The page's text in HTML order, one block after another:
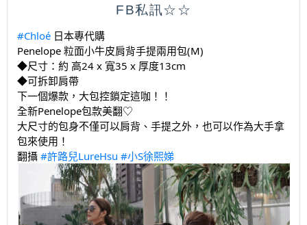
FB私訊☆☆
#Chloé 日本專代購
Penelope 粒面小牛皮肩背手提兩用包(M)
◆尺寸：約 高24 x 寬35 x 厚度13cm
◆可拆卸肩帶
下一個爆款，大包控鎖定這咖！！
全新Penelope包款美翻♡
大尺寸的包身不僅可以肩背、手提之外，也可以作為大手拿
包來使用！
翻攝 #許路兒LureHsu #小S徐熙娣